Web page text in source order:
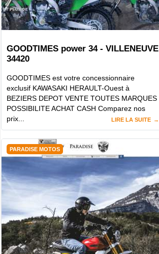
GOODTIMES power 34 - VILLENEUVE
34420
GOODTIMES est votre concessionnaire
exclusif KAWASAKI HERAULT-Ouest à
BEZIERS DEPOT VENTE TOUTES MARQUES
POSSIBILITE ACHAT CASH Comparez nos
prix...
LIRE LA SUITE
PARADISE MOTOS